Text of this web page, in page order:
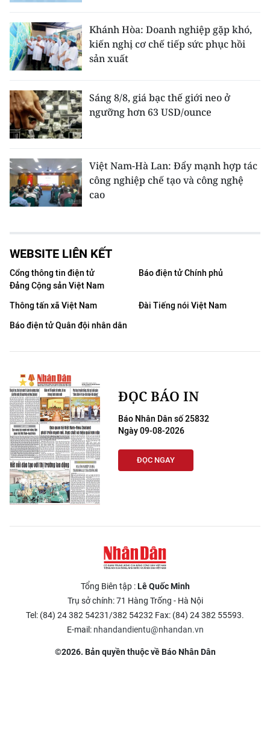
Khánh Hòa: Doanh nghiệp gặp khó,
kiến nghị cơ chế tiếp sức phục hồi
sản xuất
Sáng 8/8, giá bạc thế giới neo ở
ngưỡng hơn 63 USD/ounce
Việt Nam-Hà Lan: Đẩy mạnh hợp tác
công nghiệp chế tạo và công nghệ
cao
WEBSITE LIÊN KẾT
Cổng thông tin điện tử
Đảng Cộng sản Việt Nam
Báo điện tử Chính phủ
Thông tấn xã Việt Nam
Đài Tiếng nói Việt Nam
Báo điện tử Quân đội nhân dân
ĐỌC BÁO IN
Báo Nhân Dân số 25832
Ngày 09-08-2026
ĐỌC NGAY
Tổng Biên tập :Lê Quốc Minh
Trụ sở chính: 71 Hàng Trống - Hà Nội
Tel: (84) 24 382 54231/382 54232 Fax: (84) 24 382 55593.
E-mail: nhandandientu@nhandan.vn
©2026. Bản quyền thuộc về Báo Nhân Dân